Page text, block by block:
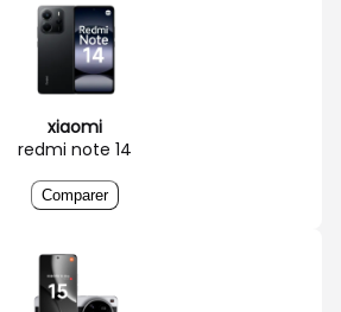
xiaomi
redmi note 14
Comparer